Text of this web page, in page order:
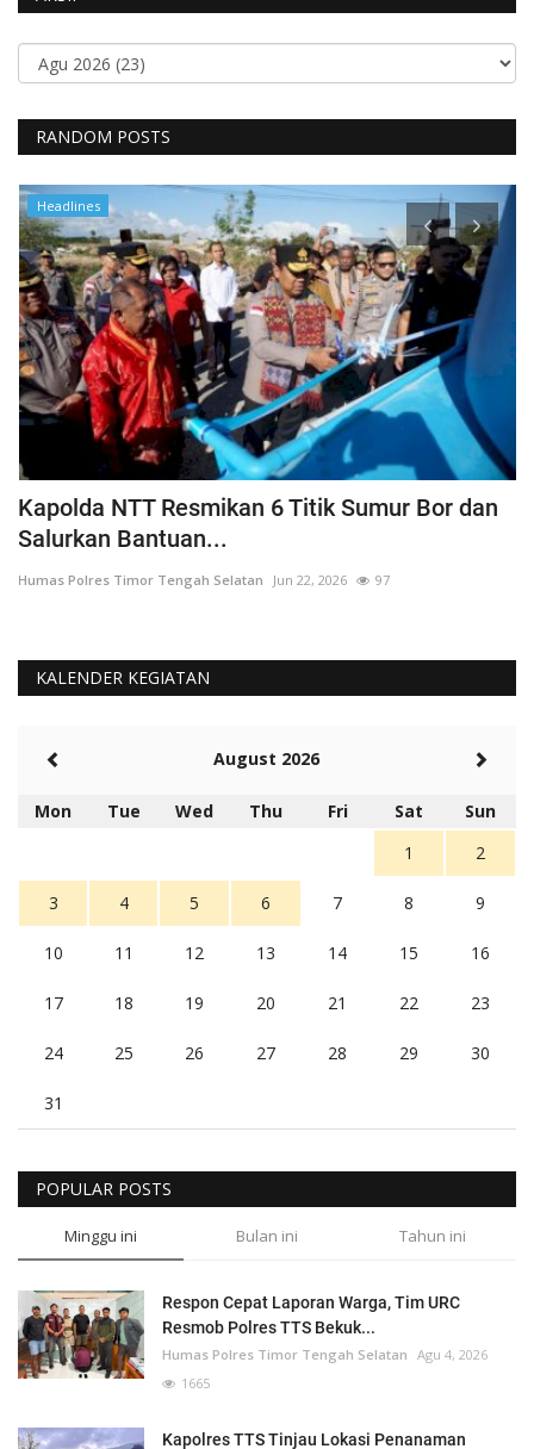
RANDOM POSTS
Headlines
Kapolda NTT Resmikan 6 Titik Sumur Bor dan
Salurkan Bantuan...
Humas Polres Timor Tengah Selatan Jun 22, 2026 97
KALENDER KEGIATAN
August 2026
Mon Tue Wed Thu Fri Sat
Sun
1
2
3 4 5 6 7 8 9
10 11 12 13 14 15 16
17 18 19 20 21 22 23
24 25 26 27 28 29 30
31
POPULAR POSTS
Minggu ini Bulan ini Tahun ini
Respon Cepat Laporan Warga, Tim URC
Resmob Polres TTS Bekuk...
Humas Polres Timor Tengah Selatan Agu 4, 2026
1665
Kapolres TTS Tinjau Lokasi Penanaman